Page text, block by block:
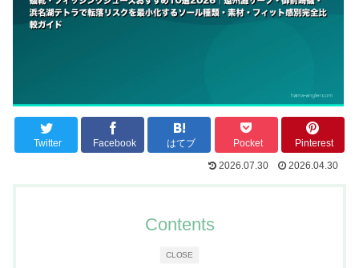
Twitter Facebook はてブ Pocket
Pinterest
2026.07.30
2026.04.30
CLOSE
Contents